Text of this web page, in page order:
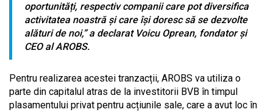
oportunități, respectiv companii care pot diversifica
activitatea noastră și care își doresc să se dezvolte
alături de noi,” a declarat Voicu Oprean, fondator și
CEO al AROBS.
Pentru realizarea acestei tranzacții, AROBS va utiliza o
parte din capitalul atras de la investitorii BVB în timpul
plasamentului privat pentru acțiunile sale, care a avut loc în